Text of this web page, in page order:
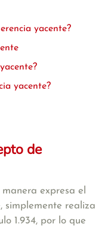
yacente?
yacente?
de
expresa el
simplemente realiza
1.934, por lo que